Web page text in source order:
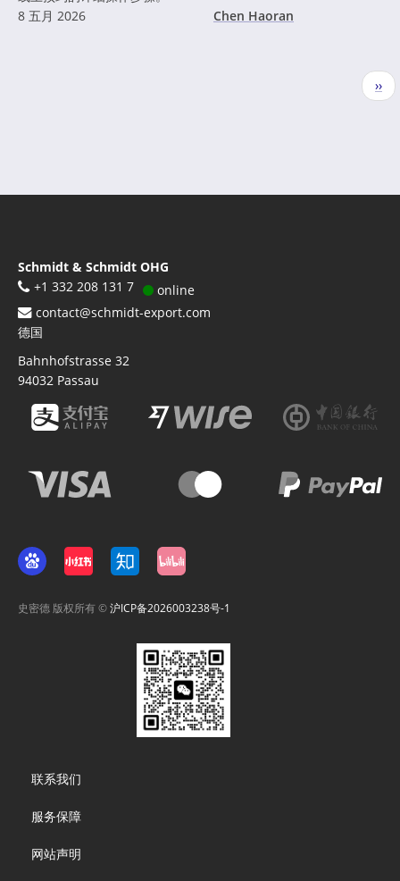
8 五月 2026
Chen Haoran
下
一
››
Schmidt & Schmidt OHG
+1 332 208 131 7
online
contact@schmidt-export.com
德国
Bahnhofstrasse 32
94032 Passau
史密德 版权所有 ©沪ICP备2026003238号-1
menu
联系我们
服务保障
网站声明